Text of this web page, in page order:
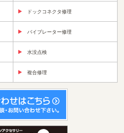
ドックコネクタ修理
バイブレーター修理
水没点検
複合修理